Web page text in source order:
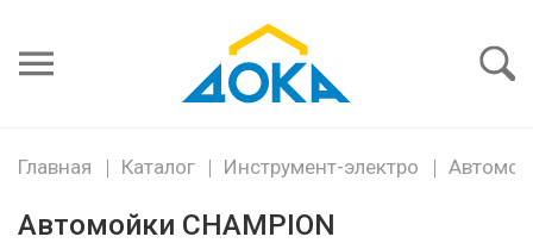
пароль
Главная Каталог Инструмент-электро
Автомойки CHAMPION